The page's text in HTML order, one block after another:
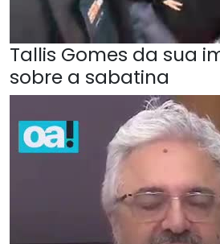
Tallis Gomes da sua
sobre a sabatina